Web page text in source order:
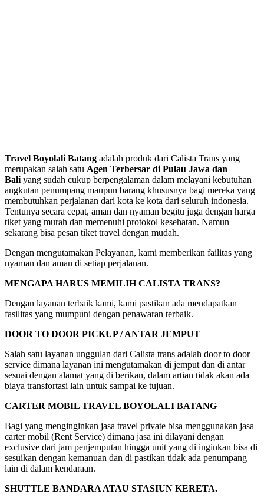
Travel Boyolali Batang adalah produk dari Calista Trans yang
merupakan salah satu Agen Terbersar di Pulau Jawa dan
Baliyang sudah cukup berpengalaman dalam melayani kebutuhan
angkutan penumpang maupun barang khususnya bagi mereka yang
membutuhkan perjalanan dari kota ke kota dari seluruh indonesia.
Tentunya secara cepat, aman dan nyaman begitu juga dengan harga
tiket yang murah dan memenuhi protokol kesehatan. Namun
sekarang bisa pesan tiket travel dengan mudah.
Dengan mengutamakan Pelayanan, kami memberikan failitas yang
nyaman dan aman di setiap perjalanan.
MENGAPA HARUS MEMILIH CALISTA TRANS?
Dengan layanan terbaik kami, kami pastikan ada mendapatkan
fasilitas yang mumpuni dengan penawaran terbaik.
DOOR TO DOOR PICKUP / ANTAR JEMPUT
Salah satu layanan unggulan dari Calista trans adalah door to door
service dimana layanan ini mengutamakan di jemput dan di antar
sesuai dengan alamat yang di berikan, dalam artian tidak akan ada
biaya transfortasi lain untuk sampai ke tujuan.
CARTER MOBIL TRAVEL BOYOLALI BATANG
Bagi yang menginginkan jasa travel private bisa menggunakan jasa
carter mobil (Rent Service) dimana jasa ini dilayani dengan
exclusive dari jam penjemputan hingga unit yang di inginkan bisa di
sesuikan dengan kemanuan dan di pastikan tidak ada penumpang
lain di dalam kendaraan.
SHUTTLE BANDARA ATAU STASIUN KERETA.